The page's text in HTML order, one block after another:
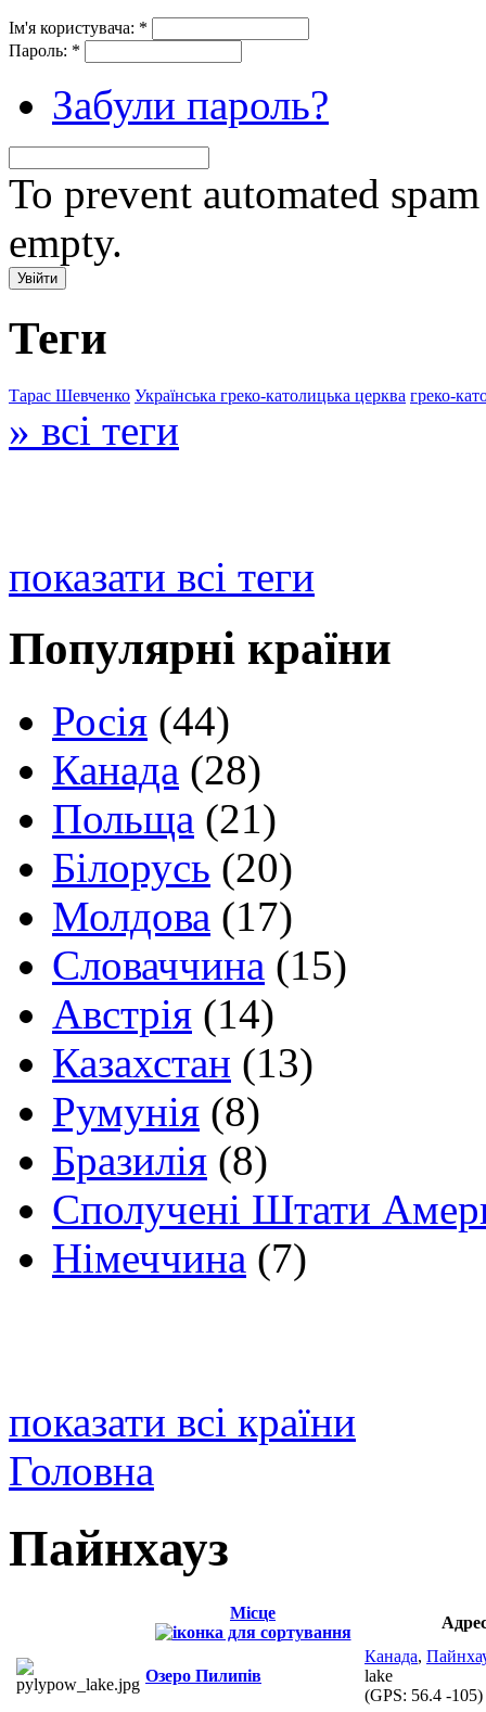
Ім'я користувача: *
Пароль: *
Забули пароль?
To prevent automated
empty.
Теги
Тарас Шевченко Українська греко-католицька церква греко-
» всі теги
показати всі теги
Популярні країни
Росія (44)
Канада (28)
Польща (21)
Білорусь (20)
Молдова (17)
Словаччина (15)
Австрія (14)
Казахстан (13)
Румунія (8)
Бразилія (8)
Сполучені Штати
Німеччина (7)
показати всі країни
Головна
Пайнхауз
Місце
Озеро Пилипів
Канада,
lake
(GPS: 56.4 -105)